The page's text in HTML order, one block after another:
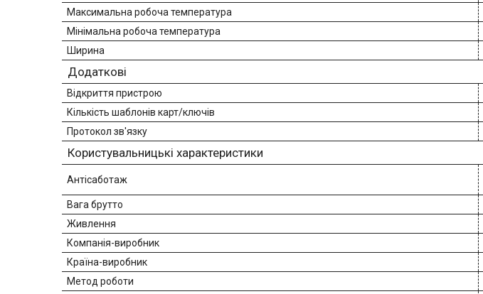
Максимальна робоча температура
Мінімальна робоча температура
Ширина
Додаткові
Відкриття пристрою
Кількість шаблонів карт/ключів
Протокол зв'язку
Користувальницькі характеристики
Антісаботаж
Вага брутто
Живлення
Компанія-виробник
Країна-виробник
Метод роботи